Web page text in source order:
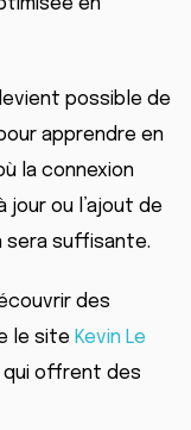
en
possible de
apprendre en
la connexion
jour ou l’ajout de
sera suffisante.
des
le site Kevin Le
qui offrent des